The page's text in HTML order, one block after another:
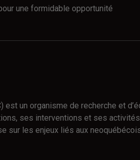
une formidable opportunité
est un organisme de recherche et
ses interventions et ses
sur les enjeux liés aux